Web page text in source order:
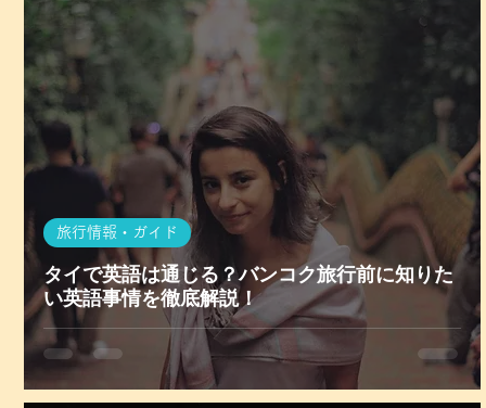
タイで英語は通じる？バンコク旅行前に知りた
い英語事情を徹底解説！
旅行情報・ガイド